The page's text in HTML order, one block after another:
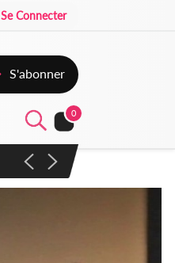
Se Connecter
S'abonner
0